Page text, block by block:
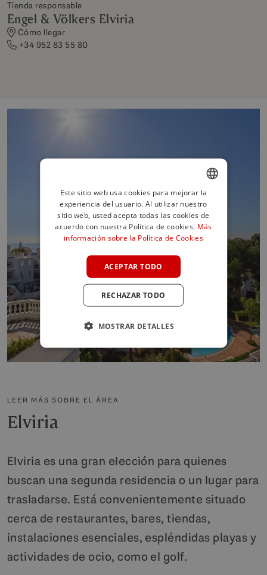
Tienda responsable
Engel & Völkers Elviria
Cómo llegar
+34 952 83 55 80
LEER MÁS SOBRE EL ÁREA
Elviria
Elviria es una gran elección para quienes
buscan una segunda residencia o un lugar para
trasladarse. Está convenientemente situado
cerca de restaurantes, bares, tiendas,
instalaciones esenciales, espléndidas playas y
actividades de ocio, como el golf.
ENGLISH
SPANISH
POLISH
Este sitio web usa cookies para mejorar la
experiencia del usuario. Al utilizar nuestro
sitio web, usted acepta todas las cookies de
acuerdo con nuestra Política de cookies. Más
información sobre la Política de Cookies
ACEPTAR TODO
RECHAZAR TODO
MOSTRAR DETALLES